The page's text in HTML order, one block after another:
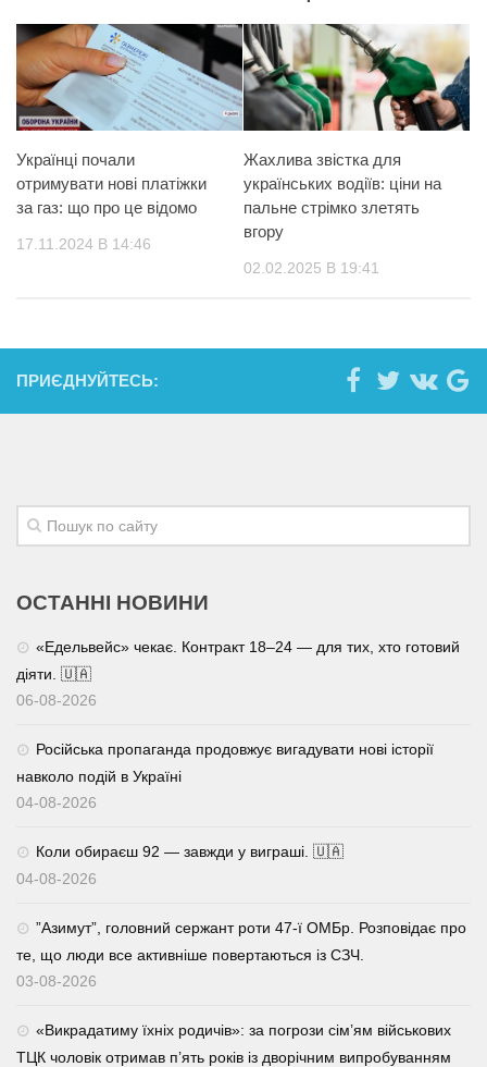
Українці почали
отримувати нові платіжки
за газ: що про це відомо
17.11.2024 В 14:46
Жахлива звістка для
українських водіїв: ціни на
пальне стрімко злетять
вгору
02.02.2025 В 19:41
ПРИЄДНУЙТЕСЬ:
ОСТАННІ НОВИНИ
«Едельвейс» чекає. Контракт 18–24 — для тих, хто готовий
діяти. 🇺🇦
06-08-2026
Російська пропаганда продовжує вигадувати нові історії
навколо подій в Україні
04-08-2026
Коли обираєш 92 — завжди у виграші. 🇺🇦
04-08-2026
⁨”Азимут”, головний сержант роти 47-ї ОМБр. Розповідає про
те, що люди все активніше повертаються із СЗЧ.
03-08-2026
«Викрадатиму їхніх родичів»: за погрози сім’ям військових
ТЦК чоловік отримав п’ять років із дворічним випробуванням